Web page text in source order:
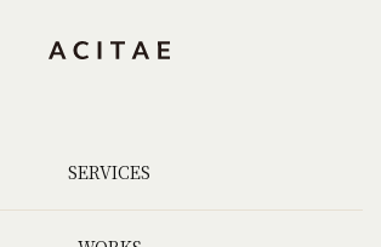
SERVICES